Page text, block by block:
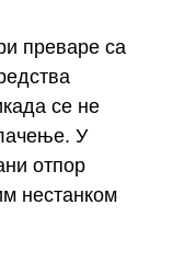
преваре са
се не
У
отпор
нестанком